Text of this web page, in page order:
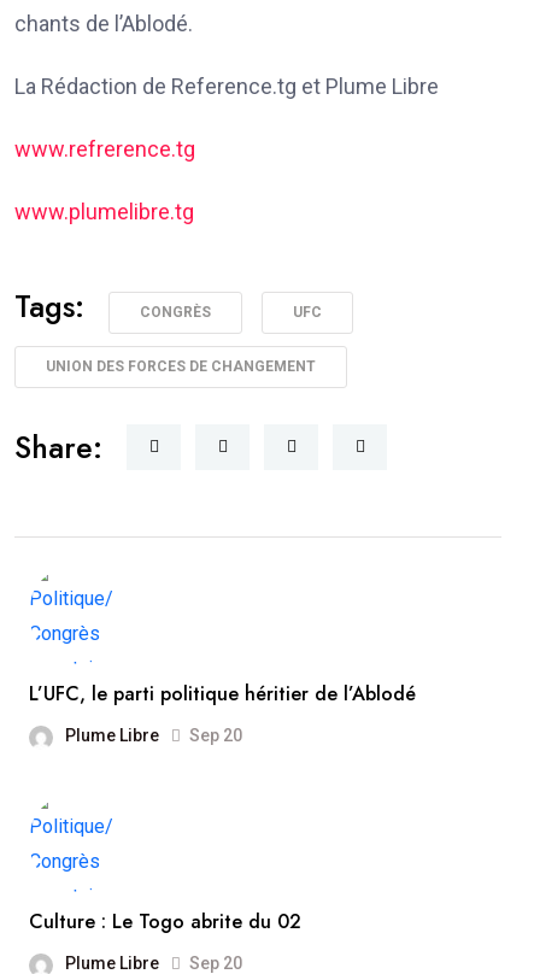
chants de l’Ablodé.
La Rédaction de Reference.tg et Plume Libre
www.refrerence.tg
www.plumelibre.tg
Tags: CONGRÈS UFC
UNION DES FORCES DE CHANGEMENT
Share:
L’UFC, le parti politique héritier de l’Ablodé
Plume Libre Sep 20
Culture : Le Togo abrite du 02
Plume Libre Sep 20